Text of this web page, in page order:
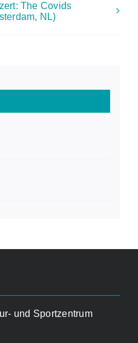
The Covids
NL)
und Sportzentrum